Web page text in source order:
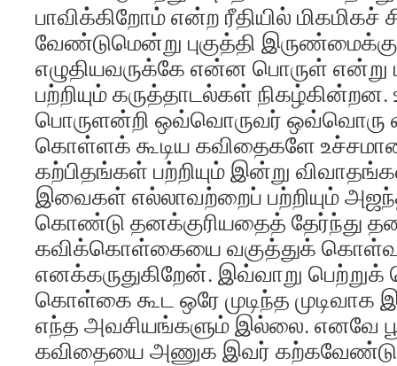
பாவிக்கிறோம் என்ற ரீதியில்
வேண்டுமென்று புகுத்தி
எழுதியவருக்கே என்ன பொருள் என்று
பற்றியும் கருத்தாடல்கள் நிகழ்கின்றன.
பொருளன்றி ஒவ்வொருவர் ஒவ்வொரு
கொள்ளக் கூடிய கவிதைகளே
கற்பிதங்கள் பற்றியும் இன்று
இவைகள் எல்லாவற்றைப் பற்றியும்
கொண்டு தனக்குரியதைத் தேர்ந்து
கவிக்கொள்கையை வகுத்துக்
எனக்கருதுகிறேன். இவ்வாறு
கொள்கை கூட ஒரே முடிந்த
எந்த அவசியங்களும் இல்லை. எனவே
கவிதையை அணுக இவர்